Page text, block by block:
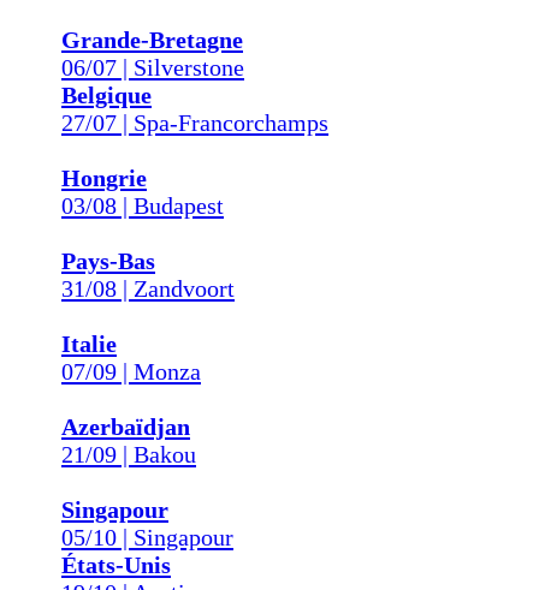
Grande-Bretagne
06/07 | Silverstone
Belgique
27/07 | Spa-Francorchamps
Hongrie
03/08 | Budapest
Pays-Bas
31/08 | Zandvoort
Italie
07/09 | Monza
Azerbaïdjan
21/09 | Bakou
Singapour
05/10 | Singapour
États-Unis